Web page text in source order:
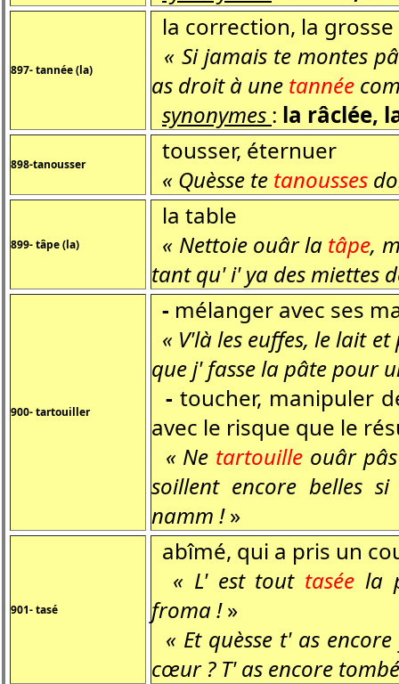
897- tannée (la)
la correction, la grosse
« Si jamais te montes
as droit à une tannée
synonymes : la râclée,
898-tanousser
tousser, éternuer
« Quèsse te tanousses
899- tâpe (la)
la table
« Nettoie ouâr la tâpe,
tant qu' i' ya des miettes
900- tartouiller
- mélanger avec ses
« V'là les euffes, le lait
que j' fasse la pâte pour
- toucher, manipuler
avec le risque que le
« Ne tartouille ouâr
soillent encore belles
namm !»
901- tasé
abîmé, qui a pris un
« L' est tout tasée la
froma !»
« Et quèsse t' as
cœur ? T' as encore